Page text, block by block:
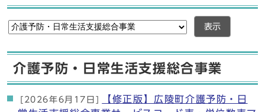
表示
介護予防・日常生活支援総合事業
[2026年6月17日]
【修正版】広陵町介護予防・日